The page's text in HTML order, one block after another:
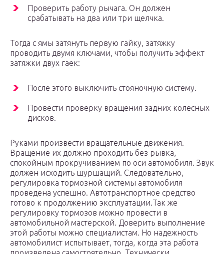
Проверить работу рычага. Он должен
срабатывать на два или три щелчка.
Тогда с ямы затянуть первую гайку, затяжку
проводить двумя ключами, чтобы получить эффект
затяжки двух гаек:
После этого выключить стояночную систему.
Провести проверку вращения задних колесных
дисков.
Руками произвести вращательные движения.
Вращение их должно проходить без рывка,
спокойным прокручиванием по оси автомобиля. Звук
должен исходить шуршащий. Следовательно,
регулировка тормозной системы автомобиля
проведена успешно. Автотранспортное средство
готово к продолжению эксплуатации.Так же
регулировку тормозов можно провести в
автомобильной мастерской. Доверить выполнение
этой работы можно специалистам. Но надежность
автомобилист испытывает, тогда, когда эта работа